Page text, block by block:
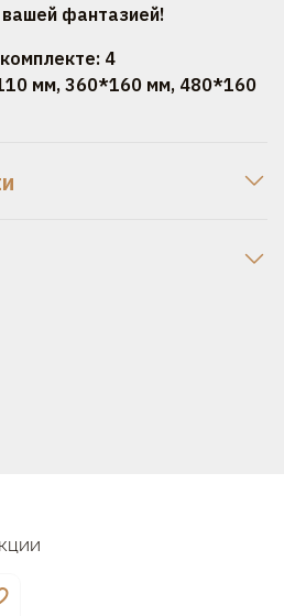
фантазией!
4
мм, 360*160 мм, 480*160